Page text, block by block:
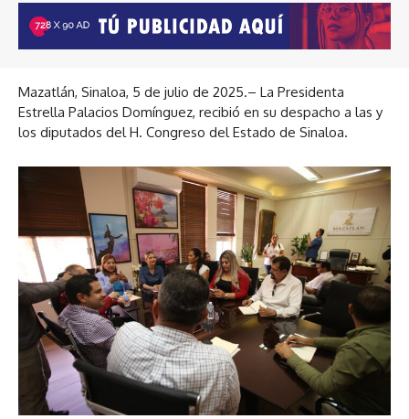
Mazatlán, Sinaloa, 5 de julio de 2025.– La Presidenta
Estrella Palacios Domínguez, recibió en su despacho a las y
los diputados del H. Congreso del Estado de Sinaloa.